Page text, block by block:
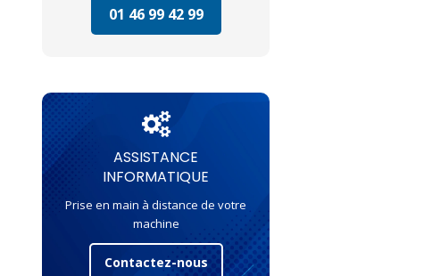
01 46 99 42 99
ASSISTANCE
INFORMATIQUE
Prise en main à distance de votre
machine
Contactez-nous